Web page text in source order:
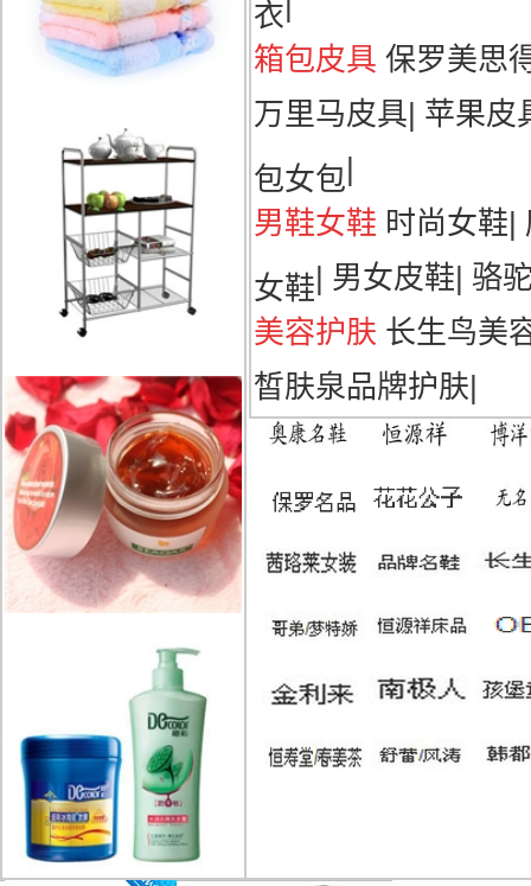
衣
箱包皮具 保罗美思
万里马皮具| 苹果皮
包女包 |
男鞋女鞋 时尚女鞋|
女鞋| 男女皮鞋| 骆
美容护肤 长生鸟美
皙肤泉品牌护肤|